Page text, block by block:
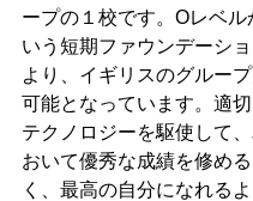
ープの１校です。Oレベル
いう短期ファウンデーシ
より、イギリスのグルー
可能となっています。適
テクノロジーを駆使して
おいて優秀な成績を修め
く、最高の自分になれる